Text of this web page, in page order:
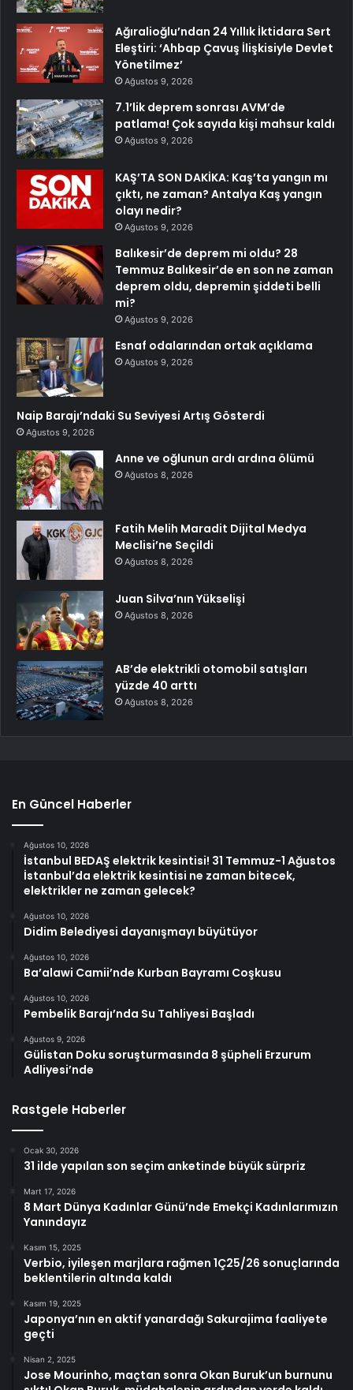
Ağıralioğlu’ndan 24 Yıllık İktidara Sert
Eleştiri: ‘Ahbap Çavuş İlişkisiyle Devlet
Yönetilmez’
Ağustos 9, 2026
7.1’lik deprem sonrası AVM’de
patlama! Çok sayıda kişi mahsur kaldı
Ağustos 9, 2026
KAŞ’TA SON DAKİKA: Kaş’ta yangın mı
çıktı, ne zaman? Antalya Kaş yangın
olayı nedir?
Ağustos 9, 2026
Balıkesir’de deprem mi oldu? 28
Temmuz Balıkesir’de en son ne zaman
deprem oldu, depremin şiddeti belli
mi?
Ağustos 9, 2026
Esnaf odalarından ortak açıklama
Ağustos 9, 2026
Naip Barajı’ndaki Su Seviyesi Artış Gösterdi
Ağustos 9, 2026
Anne ve oğlunun ardı ardına ölümü
Ağustos 8, 2026
Fatih Melih Maradit Dijital Medya
Meclisi’ne Seçildi
Ağustos 8, 2026
Juan Silva’nın Yükselişi
Ağustos 8, 2026
AB’de elektrikli otomobil satışları
yüzde 40 arttı
Ağustos 8, 2026
En Güncel Haberler
Ağustos 10, 2026
İstanbul BEDAŞ elektrik kesintisi! 31 Temmuz-1 Ağustos
İstanbul’da elektrik kesintisi ne zaman bitecek,
elektrikler ne zaman gelecek?
Ağustos 10, 2026
Didim Belediyesi dayanışmayı büyütüyor
Ağustos 10, 2026
Ba’alawi Camii’nde Kurban Bayramı Coşkusu
Ağustos 10, 2026
Pembelik Barajı’nda Su Tahliyesi Başladı
Ağustos 9, 2026
Gülistan Doku soruşturmasında 8 şüpheli Erzurum
Adliyesi’nde
Rastgele Haberler
Ocak 30, 2026
31 ilde yapılan son seçim anketinde büyük sürpriz
Mart 17, 2026
8 Mart Dünya Kadınlar Günü’nde Emekçi Kadınlarımızın
Yanındayız
Kasım 15, 2025
Verbio, iyileşen marjlara rağmen 1Ç25/26 sonuçlarında
beklentilerin altında kaldı
Kasım 19, 2025
Japonya’nın en aktif yanardağı Sakurajima faaliyete
geçti
Nisan 2, 2025
Jose Mourinho, maçtan sonra Okan Buruk’un burnunu